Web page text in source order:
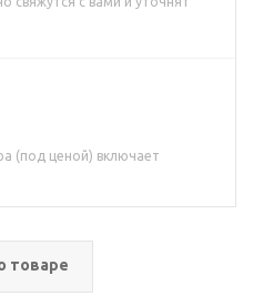
(под ценой) включает
товаре